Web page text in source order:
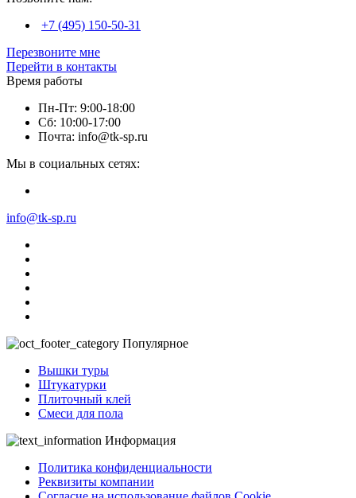
+7 (495) 150-50-31
Перезвоните мне
Перейти в контакты
Время работы
Пн-Пт: 9:00-18:00
Сб: 10:00-17:00
Почта: info@tk-sp.ru
Мы в социальных сетях:
info@tk-sp.ru
Популярное
Вышки туры
Штукатурки
Плиточный клей
Смеси для пола
Информация
Политика конфиденциальности
Реквизиты компании